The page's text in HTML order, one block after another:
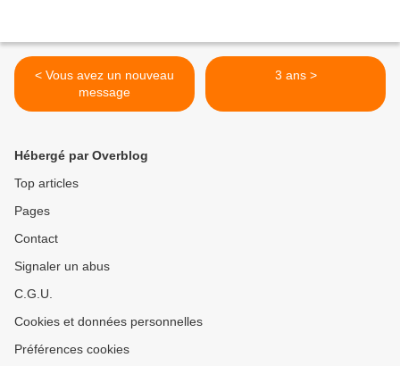
< Vous avez un nouveau
message
3 ans >
Hébergé par Overblog
Top articles
Pages
Contact
Signaler un abus
C.G.U.
Cookies et données personnelles
Préférences cookies